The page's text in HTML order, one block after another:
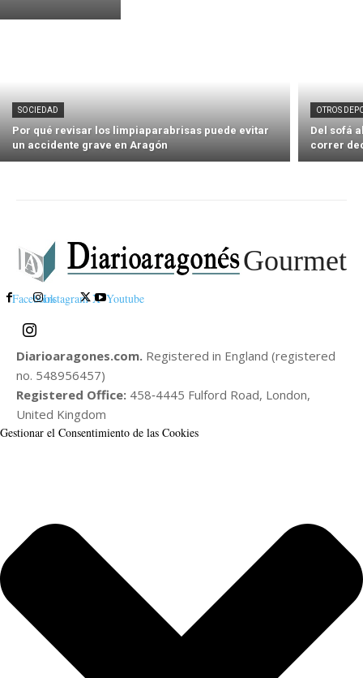
SOCIEDAD
Por qué revisar los limpiaparabrisas puede evitar
un accidente grave en Aragón
OTROS
Del sofá
correr
Gourmet
FacebookInstagram X Youtube
Diarioaragones.com. Registered in England (registered
no. 548956457)
Registered Office: 458‑4445 Fulford Road, London,
United Kingdom
Gestionar el Consentimiento de las Cookies